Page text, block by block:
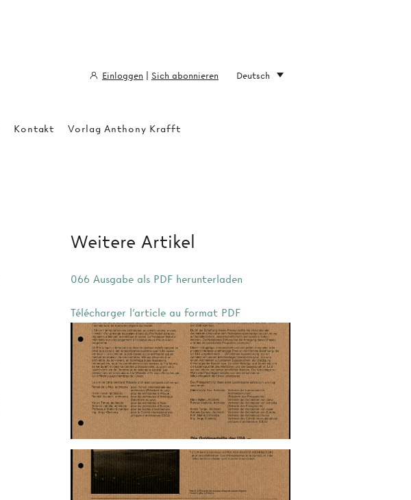
Weitere Artikel
066 Ausgabe als PDF herunterladen
Télécharger l'article au format PDF
Kontakt Vorlag Anthony Krafft
Einloggen Sich abonnieren Deutsch